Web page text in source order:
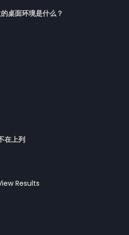
桌面环境是什么？
在上列
Results